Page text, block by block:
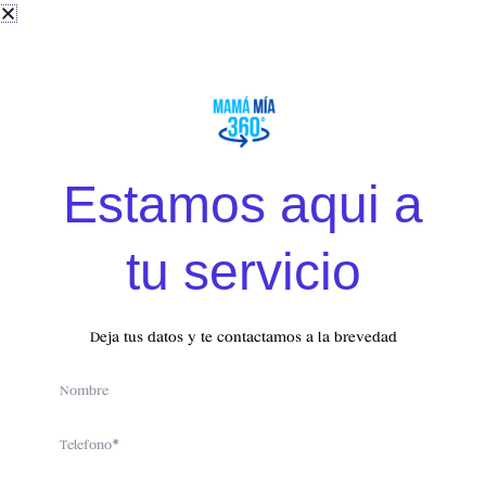
ofrecería un precio a valor del mercado – las rameras
más jóvenes contradecirían el precio de la mujer
ya había sido picado y el hombre entraría a la cámara
interior, se emborracharía con el vino gratuito (el vino
gentil no se prohibía aún) que se colocaba
estratégicamente dentro de la cámara interior. Así el
cohabitaría con la joven Moabita. Ella, solamente
cual el judío protestaría. En respuesta le diría que
parecía ser un gesto irrespetuoso, pero era el punto
Estamos aqui a
tu servicio
Deja tus datos y te contactamos a la brevedad
Telefono